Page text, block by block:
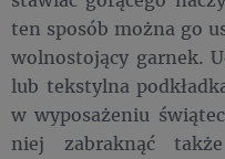
ten sposób można go
wolnostojący garnek.
lub tekstylna
w wyposażeniu
niej zabraknąć